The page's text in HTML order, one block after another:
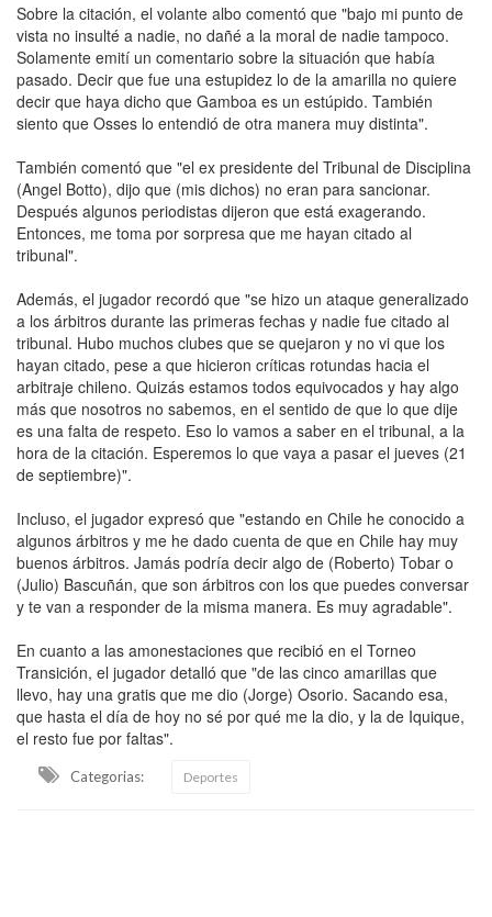
Sobre la citación, el volante albo comentó que "bajo mi punto de
vista no insulté a nadie, no dañé a la moral de nadie tampoco.
Solamente emití un comentario sobre la situación que había
pasado. Decir que fue una estupidez lo de la amarilla no quiere
decir que haya dicho que Gamboa es un estúpido. También
siento que Osses lo entendió de otra manera muy distinta".
También comentó que "el ex presidente del Tribunal de Disciplina
(Angel Botto), dijo que (mis dichos) no eran para sancionar.
Después algunos periodistas dijeron que está exagerando.
Entonces, me toma por sorpresa que me hayan citado al
tribunal".
Además, el jugador recordó que "se hizo un ataque generalizado
a los árbitros durante las primeras fechas y nadie fue citado al
tribunal. Hubo muchos clubes que se quejaron y no vi que los
hayan citado, pese a que hicieron críticas rotundas hacia el
arbitraje chileno. Quizás estamos todos equivocados y hay algo
más que nosotros no sabemos, en el sentido de que lo que dije
es una falta de respeto. Eso lo vamos a saber en el tribunal, a la
hora de la citación. Esperemos lo que vaya a pasar el jueves (21
de septiembre)".
Incluso, el jugador expresó que "estando en Chile he conocido a
algunos árbitros y me he dado cuenta de que en Chile hay muy
buenos árbitros. Jamás podría decir algo de (Roberto) Tobar o
(Julio) Bascuñán, que son árbitros con los que puedes conversar
y te van a responder de la misma manera. Es muy agradable".
En cuanto a las amonestaciones que recibió en el Torneo
Transición, el jugador detalló que "de las cinco amarillas que
llevo, hay una gratis que me dio (Jorge) Osorio. Sacando esa,
que hasta el día de hoy no sé por qué me la dio, y la de Iquique,
el resto fue por faltas".
Categorias: Deportes